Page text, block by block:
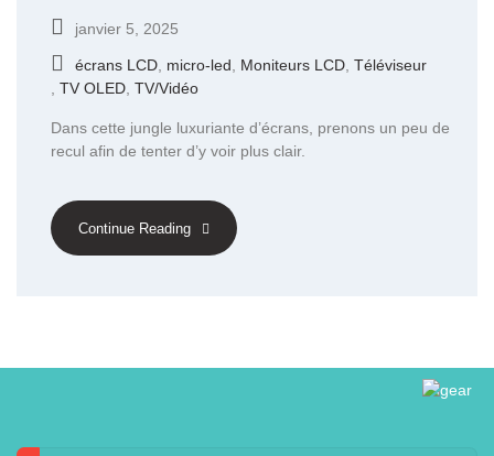
janvier 5, 2025
écrans LCD micro-led Moniteurs LCD Téléviseur
TV OLED TV/Vidéo
Dans cette jungle luxuriante d’écrans, prenons un peu de
recul afin de tenter d’y voir plus clair.
Continue Reading